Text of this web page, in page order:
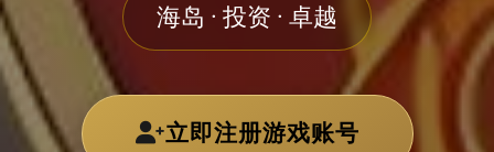
海岛 · 投资 · 卓越
立即注册游戏账号